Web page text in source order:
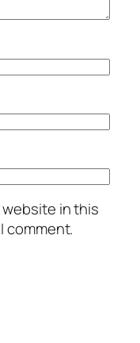
website in this
comment.